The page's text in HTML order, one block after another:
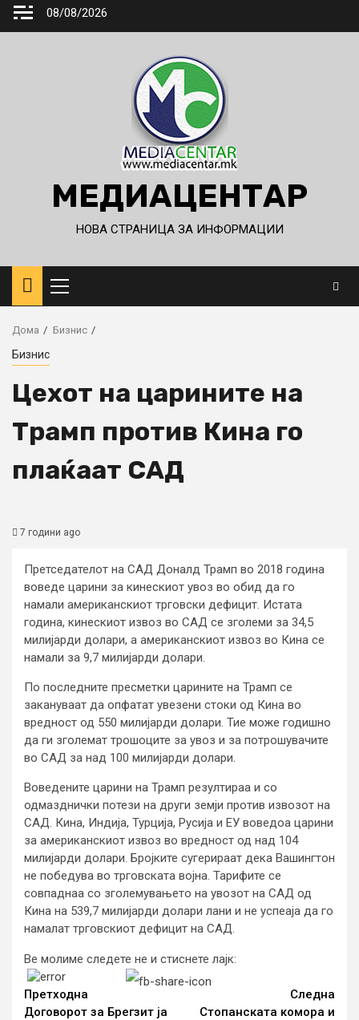
Skip
08/08/2026
МЕДИАЦЕНТАР
НОВА СТРАНИЦА ЗА ИНФОРМАЦИИ
Primary
Menu
Дома Бизнис
Бизнис
Цехот на царините на
Трамп против Кина го
плаќаат САД
7 години ago
Претседателот на САД Доналд Трамп во 2018 година
воведе царини за кинескиот увоз во обид да го
намали американскиот трговски дефицит. Истата
година, кинескиот извоз во САД се зголеми за 34,5
милијарди долари, а американскиот извоз во Кина се
намали за 9,7 милијарди долари.
По последните пресметки царините на Трамп се
закануваат да опфатат увезени стоки од Кина во
вредност од 550 милијарди долари. Тие може годишно
да ги зголемат трошоците за увоз и за потрошувачите
во САД за над 100 милијарди долари.
Воведените царини на Трамп резултираа и со
одмазднички потези на други земји против извозот на
САД. Кина, Индија, Турција, Русија и ЕУ воведоа царини
за американскиот извоз во вредност од над 104
милијарди долари. Бројките сугерираат дека Вашингтон
не победува во трговската војна. Тарифите се
совпаднаа со зголемувањето на увозот на САД од
Кина на 539,7 милијарди долари лани и не успеаја да го
намалат трговскиот дефицит на САД.
Ве молиме следете не и стиснете лајк:
Continue
Reading
Претходна
Договорот за Брегзит ја
Следна
Стопанската комора и